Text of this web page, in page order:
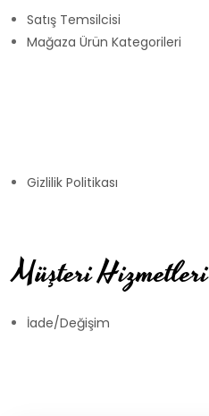
Satış Temsilcisi
Mağaza Ürün Kategorileri
Gizlilik Politikası
Müşteri Hizmetleri
İade/Değişim